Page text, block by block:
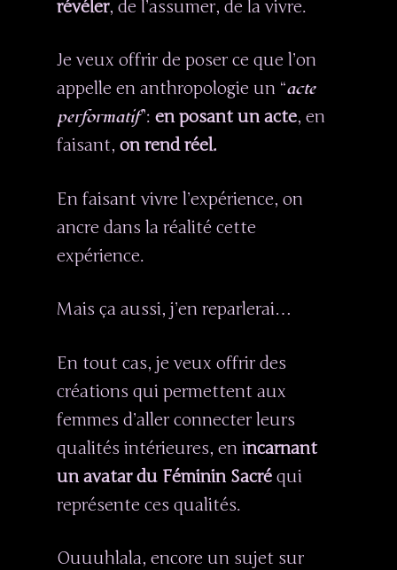
révéler, de l’assumer, de la vivre.
Je veux offrir de poser ce que l’on
appelle en anthropologie un “acte
performatif”: en posant un acte, en
faisant, on rend réel.
En faisant vivre l’expérience, on
ancre dans la réalité cette
expérience.
Mais ça aussi, j’en reparlerai…
En tout cas, je veux offrir des
créations qui permettent aux
femmes d’aller connecter leurs
qualités intérieures, en incarnant
un avatar du Féminin Sacré qui
représente ces qualités.
Ouuuhlala, encore un sujet sur